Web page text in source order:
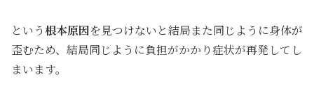
という根本原因を見つけないと結局また同じように身体が
歪むため、結局同じように負担がかかり症状が再発してし
まいます。